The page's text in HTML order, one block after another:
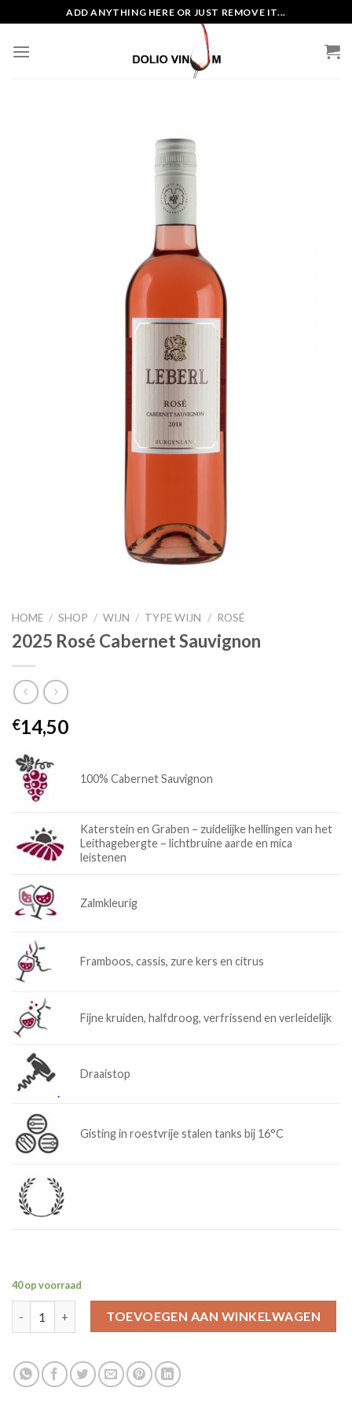
to
content
ADD ANYTHING HERE OR JUST REMOVE IT...
HOME / SHOP / WIJN / TYPE WIJN / ROSÉ
2025 Rosé Cabernet Sauvignon
€14,50
100% Cabernet Sauvignon
Katerstein en Graben – zuidelijke hellingen van het
Leithagebergte – lichtbruine aarde en mica
leistenen
Zalmkleurig
Framboos, cassis, zure kers en citrus
Fijne kruiden, halfdroog, verfrissend en verleidelijk
Draaistop
Gisting in roestvrije stalen tanks bij 16°C
40 op voorraad
2025 Rosé Cabernet Sauvignon aantal
TOEVOEGEN AAN WINKELWAGEN